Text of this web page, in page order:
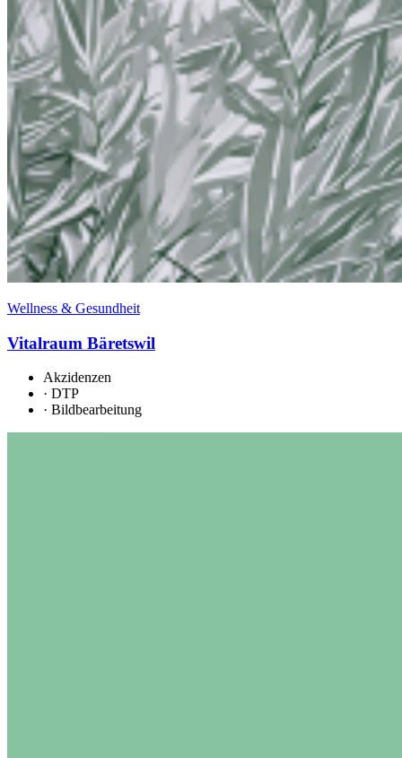
Wellness & Gesundheit
Vitalraum Bäretswil
Akzidenzen
· DTP
· Bildbearbeitung